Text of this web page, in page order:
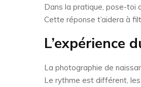
Dans la pratique, pose-toi
Cette réponse t’aidera à
L’expérience
La photographie de
Le rythme est différent,